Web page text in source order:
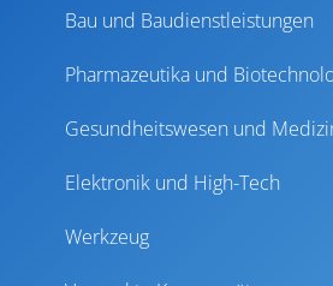
Bau und Baudienstleistungen
Pharmazeutika und
Gesundheitswesen und
Elektronik und High-Tech
Werkzeug